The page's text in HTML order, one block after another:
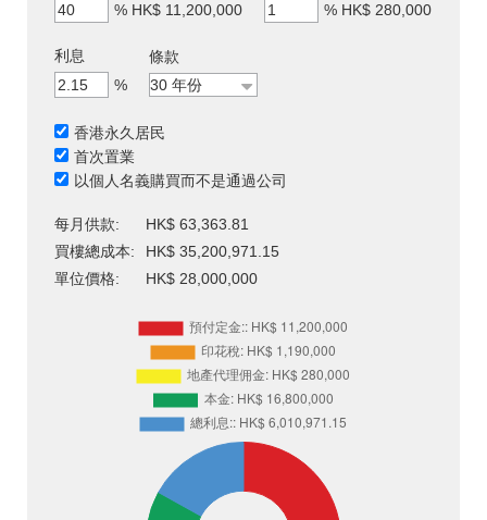
% HK$ 11,200,000
% HK$ 280,000
利息
%
條款
香港永久居民
首次置業
以個人名義購買而不是通過公司
每月供款:
HK$ 63,363.81
買樓總成本:
HK$ 35,200,971.15
單位價格:
HK$ 28,000,000